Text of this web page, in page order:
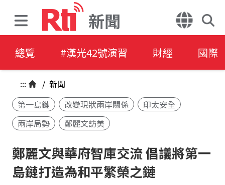
新聞
總覽 #漢光42號演習 財經 國際
::: / 新聞
第一島鏈
改變現狀兩岸關係
印太安全
兩岸局勢
鄭麗文訪美
鄭麗文與華府智庫交流 倡議將第一
島鏈打造為和平繁榮之鏈